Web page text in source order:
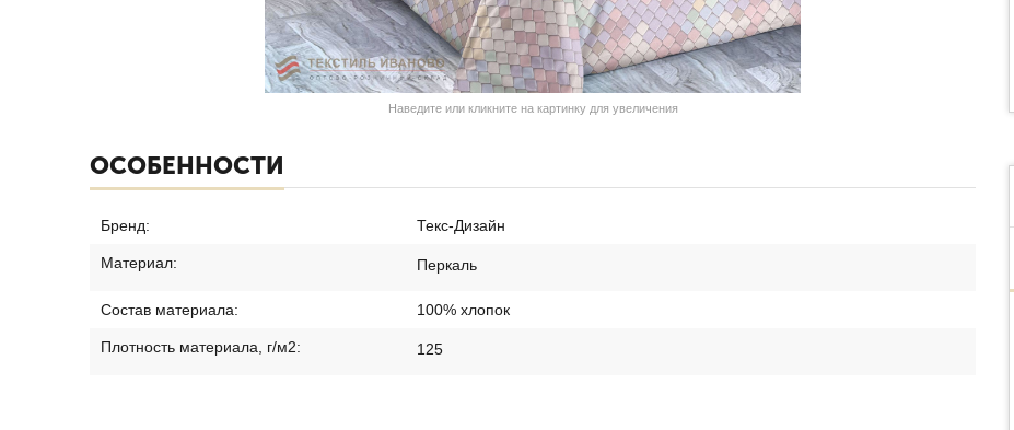
Наведите или кликните на картинку для увеличения
ОСОБЕННОСТИ
Бренд: Текс-Дизайн
Материал: Перкаль
Состав материала: 100% хлопок
Плотность материала, г/м2: 125